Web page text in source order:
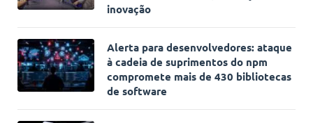
inovação
Alerta para desenvolvedores: ataque
à cadeia de suprimentos do npm
compromete mais de 430 bibliotecas
de software